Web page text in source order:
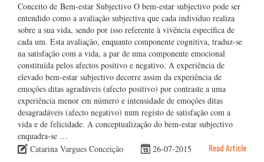
Conceito de Bem-estar Subjectivo O bem-estar subjectivo pode ser
entendido como a avaliação subjectiva que cada indivíduo realiza
sobre a sua vida, sendo por isso referente à vivência específica de
cada um. Esta avaliação, enquanto componente cognitiva, traduz-se
na satisfação com a vida, a par de uma componente emocional
constituída pelos afectos positivo e negativo. A experiência de
elevado bem-estar subjectivo decorre assim da experiência de
emoções ditas agradáveis (afecto positivo) por contraste a uma
experiência menor em número e intensidade de emoções ditas
desagradáveis (afecto negativo) num registo de satisfação com a
vida e de felicidade. A conceptualização do bem-estar subjectivo
enquadra-se …
Catarina Vargues Conceição
26-07-2015 Read Article